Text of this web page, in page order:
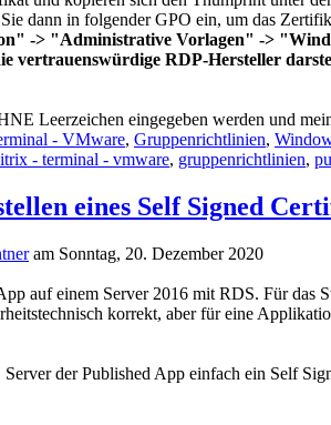
dann in folgender GPO ein, um das
-> "Administrative Vorlagen" ->
vertrauenswürdige RDP-Hersteller
Leerzeichen eingegeben werden und
- VMware, Gruppenrichtlinien,
- terminal - vmware, gruppenrichtlinien,
eines Self Signed
am Sonntag, 20. Dezember 2020
auf einem Server 2016 mit RDS. Für das
korrekt, aber für eine
der Published App einfach ein Self